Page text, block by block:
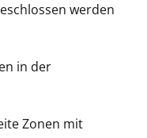
werden
in der
Zonen mit